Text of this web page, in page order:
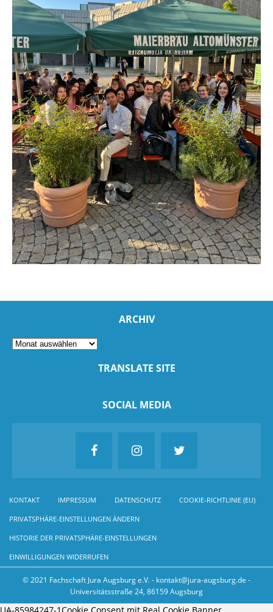
ARCHIV
TRANSLATE SITE
SOCIAL MEDIA
KONTAKT IMPRESSUM DATENSCHUTZ COOKIE-RICHTLINIE (EU)
PRIVATSPHÄRE-EINSTELLUNGEN ÄNDERN
HISTORIE DER PRIVATSPHÄRE-EINSTELLUNGEN
EINWILLIGUNGEN WIDERRUFEN
© 2021 Fachschaft Jura Augsburg e.V. - kontakt@jura-augsburg.de -
Universitätsstraße 24, 86159 Augsburg